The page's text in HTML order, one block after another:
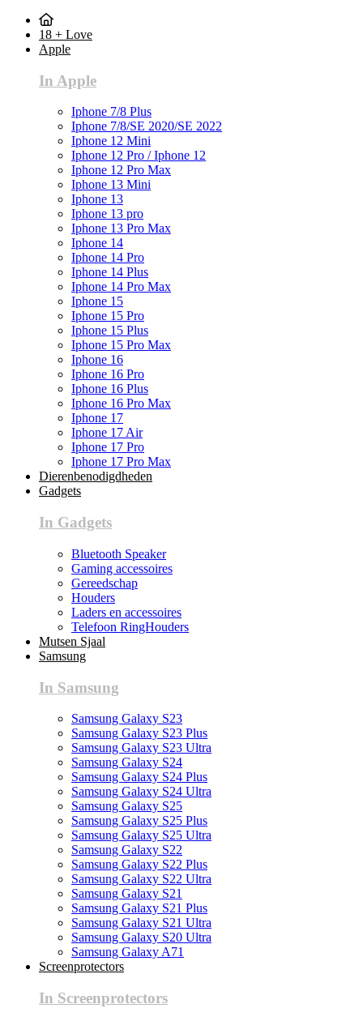
18 + Love
Apple
In Apple
Iphone 7/8 Plus
Iphone 7/8/SE 2020/SE 2022
Iphone 12 Mini
Iphone 12 Pro / Iphone 12
Iphone 12 Pro Max
Iphone 13 Mini
Iphone 13
Iphone 13 pro
Iphone 13 Pro Max
Iphone 14
Iphone 14 Pro
Iphone 14 Plus
Iphone 14 Pro Max
Iphone 15
Iphone 15 Pro
Iphone 15 Plus
Iphone 15 Pro Max
Iphone 16
Iphone 16 Pro
Iphone 16 Plus
Iphone 16 Pro Max
Iphone 17
Iphone 17 Air
Iphone 17 Pro
Iphone 17 Pro Max
Dierenbenodigdheden
Gadgets
In Gadgets
Bluetooth Speaker
Gaming accessoires
Gereedschap
Houders
Laders en accessoires
Telefoon RingHouders
Mutsen Sjaal
Samsung
In Samsung
Samsung Galaxy S23
Samsung Galaxy S23 Plus
Samsung Galaxy S23 Ultra
Samsung Galaxy S24
Samsung Galaxy S24 Plus
Samsung Galaxy S24 Ultra
Samsung Galaxy S25
Samsung Galaxy S25 Plus
Samsung Galaxy S25 Ultra
Samsung Galaxy S22
Samsung Galaxy S22 Plus
Samsung Galaxy S22 Ultra
Samsung Galaxy S21
Samsung Galaxy S21 Plus
Samsung Galaxy S21 Ultra
Samsung Galaxy S20 Ultra
Samsung Galaxy A71
Screenprotectors
In Screenprotectors